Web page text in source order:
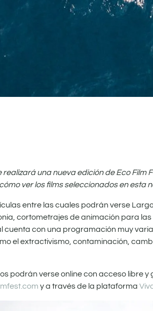
realizará una nueva edición de Eco
ver los films seleccionados en esta
entre las cuales podrán verse
cortometrajes de animación para las
cuenta con una programación muy
el extractivismo, contaminación,
podrán verse online con acceso libre
y a través de la plataforma